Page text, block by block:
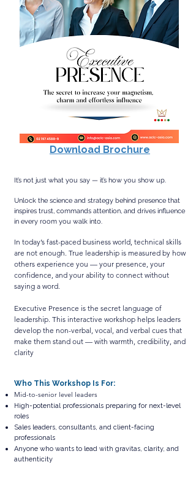
Download Brochure
​It’s not just what you say — it’s how you show up.
Unlock the science and strategy behind presence that
inspires trust, commands attention, and drives influence
in every room you walk into.
In today’s fast-paced business world, technical skills
are not enough. True leadership is measured by how
others experience you — your presence, your
confidence, and your ability to connect without
saying a word.
Executive Presence is the secret language of
leadership. This interactive workshop helps leaders
develop the non-verbal, vocal, and verbal cues that
make them stand out — with warmth, credibility, and
clarity
Who This Workshop Is For:
Mid-to-senior level leaders
High-potential professionals preparing for next-level
roles
Sales leaders, consultants, and client-facing
professionals
Anyone who wants to lead with gravitas, clarity, and
authenticity